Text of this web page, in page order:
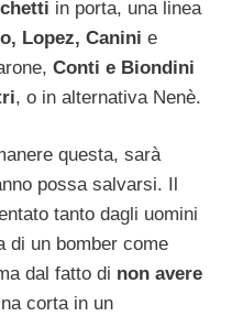
in porta, una linea
Lopez, Canini e
Conti e Biondini
, o in alternativa Nenè.
questa, sarà
possa salvarsi. Il
tanto dagli uomini
di un bomber come
dal fatto di non avere
corta in un